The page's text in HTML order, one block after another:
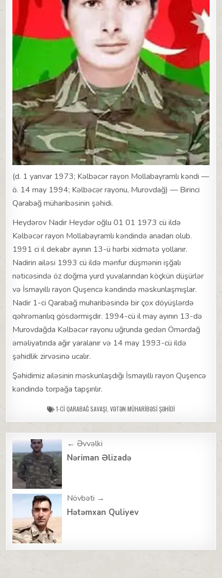
(d. 1 yanvar 1973; Kəlbəcər rayon Mollabayramlı kəndi —
ö. 14 may 1994; Kəlbəcər rayonu, Murovdağ) — Birinci
Qarabağ müharibəsinin şəhidi.
Heydərov Nadir Heydər oğlu 01 01 1973 cü ildə
Kəlbəcər rayon Mollabayramlı kəndində anadan olub.
1991 ci il dekabr ayının 13-ü hərbi xidmətə yollanır.
Nadirin ailəsi 1993 cü ildə mənfur düşmənin işğalı
nəticəsində öz doğma yurd yuvalarından köçkün düşürlər
və İsmayıllı rayon Quşencə kəndində məskunlaşmışlar.
Nadir 1-ci Qarabağ muharibəsində bir çox döyüşlərdə
qəhrəmanlıq gösdərmişdir. 1994-cü il may ayının 13-də
Murovdağda Kəlbəcər rayonu uğrunda gedən Ömərdağ
əməliyatında ağır yaralanır və 14 may 1993-cü ildə
şəhidlik zirvəsinə ucalır.
Şəhidimiz ailəsinin məskunlaşdığı İsmayıllı rayon Quşencə
kəndində torpağa tapşırılır.
1-CI QARABAĞ SAVAŞI VƏTƏN MÜHARIBƏSI ŞƏHIDI
Post
navigation
← Əvvəlki
Nəriman Əlizadə
Növbəti →
Hətəmxan Quliyev